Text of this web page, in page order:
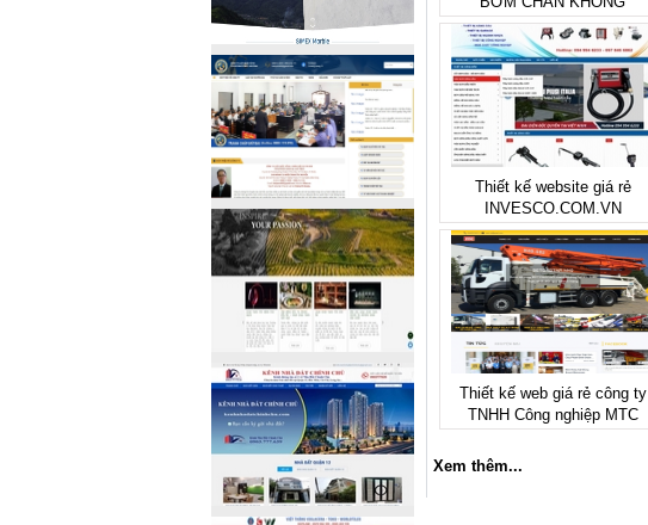
Thiết kế website giá rẻ
INVESCO.COM.VN
Thiết kế web giá rẻ công ty
TNHH Công nghiệp MTC
Xem thêm...